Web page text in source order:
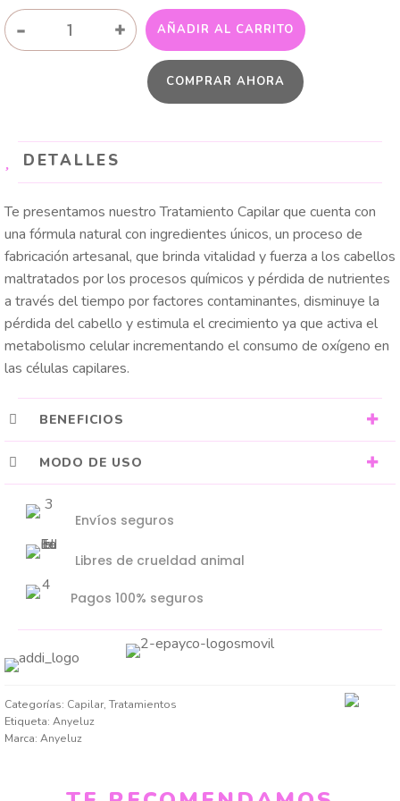
- + AÑADIR AL CARRITO
COMPRAR AHORA
DETALLES
Te presentamos nuestro Tratamiento Capilar que cuenta con
una fórmula natural con ingredientes únicos, un proceso de
fabricación artesanal, que brinda vitalidad y fuerza a los cabellos
maltratados por los procesos químicos y pérdida de nutrientes
a través del tiempo por factores contaminantes, disminuye la
pérdida del cabello y estimula el crecimiento ya que activa el
metabolismo celular incrementando el consumo de oxígeno en
las células capilares.
BENEFICIOS
MODO DE USO
Envíos seguros
Libres de crueldad animal
Pagos 100% seguros
Categorías: Capilar, Tratamientos
Etiqueta: Anyeluz
Marca: Anyeluz